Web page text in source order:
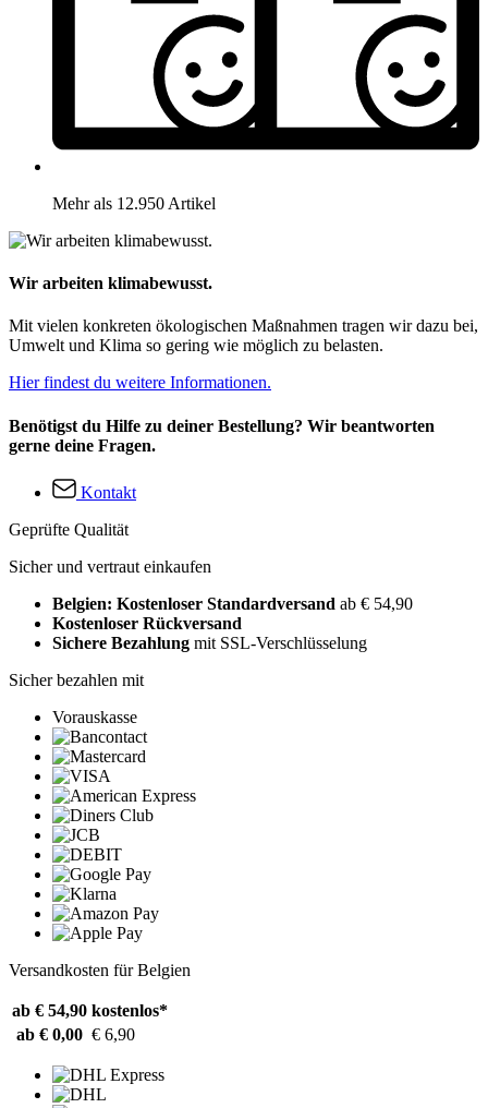
Mehr als 12.950 Artikel
Wir arbeiten klimabewusst.
Mit vielen konkreten ökologischen Maßnahmen tragen wir dazu bei,
Umwelt und Klima so gering wie möglich zu belasten.
Hier findest du weitere Informationen.
Benötigst du Hilfe zu deiner Bestellung? Wir beantworten
gerne deine Fragen.
Kontakt
Geprüfte Qualität
Sicher und vertraut einkaufen
Belgien: Kostenloser Standardversand ab € 54,90
Kostenloser Rückversand
Sichere Bezahlung mit SSL-Verschlüsselung
Sicher bezahlen mit
Vorauskasse
Versandkosten für Belgien
ab € 54,90 kostenlos*
ab € 0,00 € 6,90